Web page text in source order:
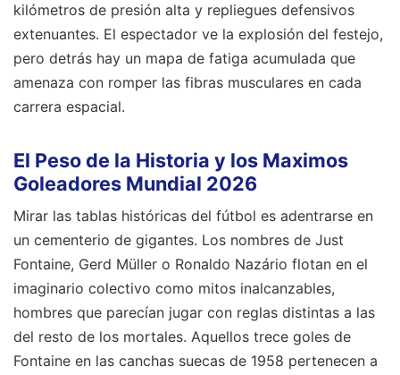
kilómetros de presión alta y repliegues defensivos
extenuantes. El espectador ve la explosión del festejo,
pero detrás hay un mapa de fatiga acumulada que
amenaza con romper las fibras musculares en cada
carrera espacial.
El Peso de la Historia y los Maximos
Goleadores Mundial 2026
Mirar las tablas históricas del fútbol es adentrarse en
un cementerio de gigantes. Los nombres de Just
Fontaine, Gerd Müller o Ronaldo Nazário flotan en el
imaginario colectivo como mitos inalcanzables,
hombres que parecían jugar con reglas distintas a las
del resto de los mortales. Aquellos trece goles de
Fontaine en las canchas suecas de 1958 pertenecen a